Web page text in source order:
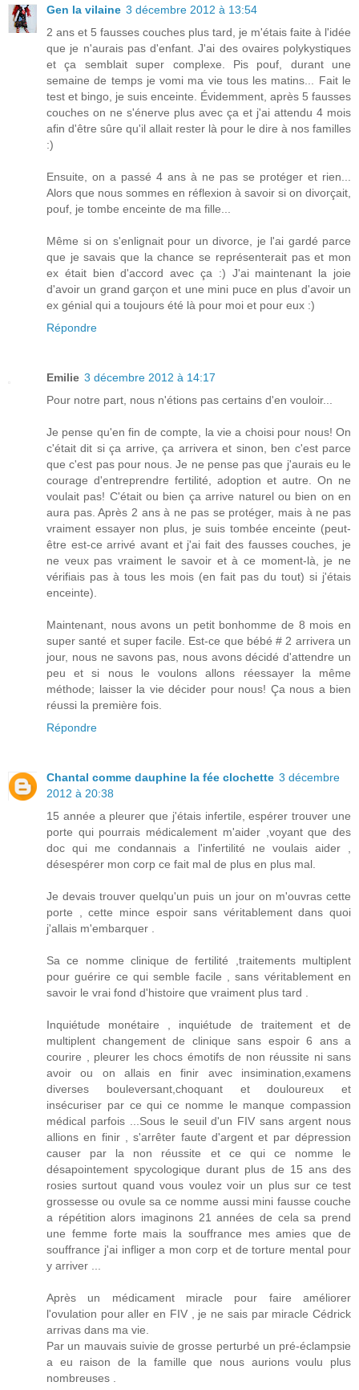
Gen la vilaine 3 décembre 2012 à 13:54
2 ans et 5 fausses couches plus tard, je m'étais faite à l'idée
que je n'aurais pas d'enfant. J'ai des ovaires polykystiques
et ça semblait super complexe. Pis pouf, durant une
semaine de temps je vomi ma vie tous les matins... Fait le
test et bingo, je suis enceinte. Évidemment, après 5 fausses
couches on ne s'énerve plus avec ça et j'ai attendu 4 mois
afin d'être sûre qu'il allait rester là pour le dire à nos familles
:)
Ensuite, on a passé 4 ans à ne pas se protéger et rien...
Alors que nous sommes en réflexion à savoir si on divorçait,
pouf, je tombe enceinte de ma fille...
Même si on s'enlignait pour un divorce, je l'ai gardé parce
que je savais que la chance se représenterait pas et mon
ex était bien d'accord avec ça :) J'ai maintenant la joie
d'avoir un grand garçon et une mini puce en plus d'avoir un
ex génial qui a toujours été là pour moi et pour eux :)
Répondre
Emilie 3 décembre 2012 à 14:17
Pour notre part, nous n'étions pas certains d'en vouloir...
Je pense qu'en fin de compte, la vie a choisi pour nous! On
c'était dit si ça arrive, ça arrivera et sinon, ben c'est parce
que c'est pas pour nous. Je ne pense pas que j'aurais eu le
courage d'entreprendre fertilité, adoption et autre. On ne
voulait pas! C'était ou bien ça arrive naturel ou bien on en
aura pas. Après 2 ans à ne pas se protéger, mais à ne pas
vraiment essayer non plus, je suis tombée enceinte (peut-
être est-ce arrivé avant et j'ai fait des fausses couches, je
ne veux pas vraiment le savoir et à ce moment-là, je ne
vérifiais pas à tous les mois (en fait pas du tout) si j'étais
enceinte).
Maintenant, nous avons un petit bonhomme de 8 mois en
super santé et super facile. Est-ce que bébé # 2 arrivera un
jour, nous ne savons pas, nous avons décidé d'attendre un
peu et si nous le voulons allons réessayer la même
méthode; laisser la vie décider pour nous! Ça nous a bien
réussi la première fois.
Répondre
Chantal comme dauphine la fée clochette 3 décembre
2012 à 20:38
15 année a pleurer que j'étais infertile, espérer trouver une
porte qui pourrais médicalement m'aider ,voyant que des
doc qui me condannais a l'infertilité ne voulais aider ,
désespérer mon corp ce fait mal de plus en plus mal.
Je devais trouver quelqu'un puis un jour on m'ouvras cette
porte , cette mince espoir sans véritablement dans quoi
j'allais m'embarquer .
Sa ce nomme clinique de fertilité ,traitements multiplent
pour guérire ce qui semble facile , sans véritablement en
savoir le vrai fond d'histoire que vraiment plus tard .
Inquiétude monétaire , inquiétude de traitement et de
multiplent changement de clinique sans espoir 6 ans a
courire , pleurer les chocs émotifs de non réussite ni sans
avoir ou on allais en finir avec insimination,examens
diverses bouleversant,choquant et douloureux et
insécuriser par ce qui ce nomme le manque compassion
médical parfois ...Sous le seuil d'un FIV sans argent nous
allions en finir , s'arrêter faute d'argent et par dépression
causer par la non réussite et ce qui ce nomme le
désapointement spycologique durant plus de 15 ans des
rosies surtout quand vous voulez voir un plus sur ce test
grossesse ou ovule sa ce nomme aussi mini fausse couche
a répétition alors imaginons 21 années de cela sa prend
une femme forte mais la souffrance mes amies que de
souffrance j'ai infliger a mon corp et de torture mental pour
y arriver ...
Après un médicament miracle pour faire améliorer
l'ovulation pour aller en FIV , je ne sais par miracle Cédrick
arrivas dans ma vie.
Par un mauvais suivie de grosse perturbé un pré-éclampsie
a eu raison de la famille que nous aurions voulu plus
nombreuses .